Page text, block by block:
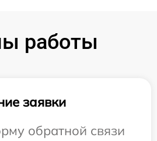
работы
заявки
обратной связи